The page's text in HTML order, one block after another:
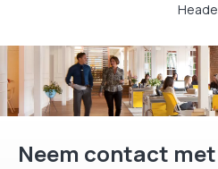
Neem contact